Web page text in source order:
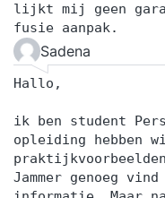
lijkt mij geen
fusie aanpak.
Sadena
Hallo,
ik ben student
opleiding hebben
Jammer genoeg